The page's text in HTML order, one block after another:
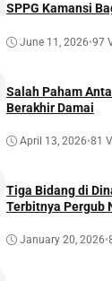
SPPG Kamansi
June 11, 2026•97
Salah Paham
Berakhir Damai
April 13, 2026•81
Tiga Bidang di
Terbitnya Pergub
January 20, 2026•